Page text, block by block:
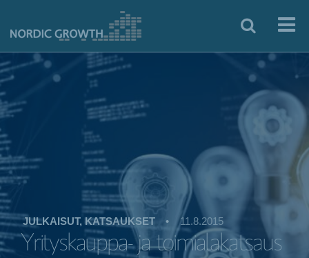
JULKAISUT, KATSAUKSET • 11.8.2015
Yrityskauppa- ja toimialakatsaus